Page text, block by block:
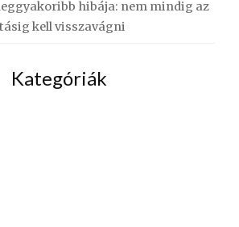
hibája: nem mindig az
kell visszavágni
Kategóriák